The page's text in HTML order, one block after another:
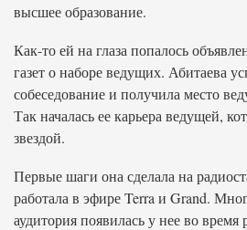
высшее образование.
Как-то ей на глаза попалось
газет о наборе ведущих. Абитаева
собеседование и получила место
Так началась ее карьера ведущей,
звездой.
Первые шаги она сделала на
работала в эфире Terra и Grand.
аудитория появилась у нее во